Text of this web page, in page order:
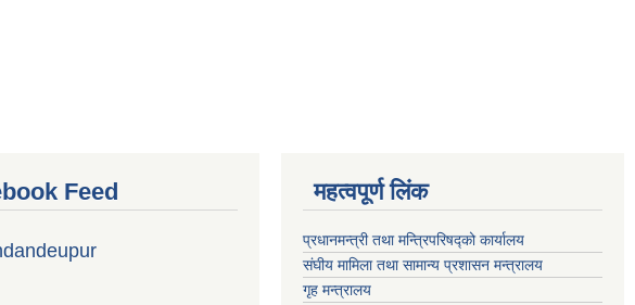
Feed महत्वपूर्ण लिंक
प्रधानमन्त्री तथा मन्त्रिपरिषद्को कार्यालय
संघीय मामिला तथा सामान्य प्रशासन मन्त्रालय
गृह मन्त्रालय